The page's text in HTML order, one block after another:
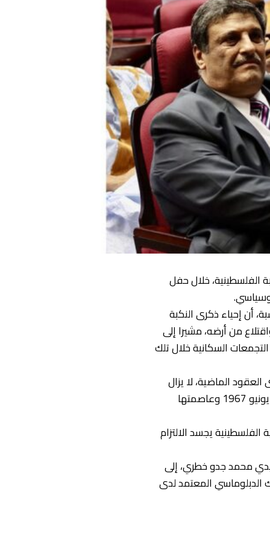
الفلسطينية، خلال حفل
أن إحياء ذكرى النكبة
عام 1948 من تهجير قسري واقتلاع من أرضه، مشيرا إلى
السكانية خلال تلك
الماضية، لا يزال
متمسكا بحقوقه الوطنية، وفي مقدمتها إقامة دولته المستقلة على حدود الرابع من يونيو 1967 وعاصمتها
يجسد الالتزام
سيدي محمد جدو خطري، إلى
الدبلوماسي المعتمد لدى